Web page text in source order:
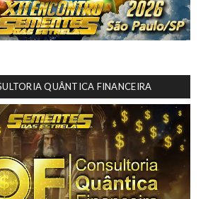
QUÂNTICA FINANCEIRA